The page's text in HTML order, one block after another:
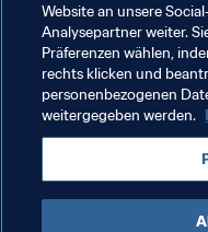
Verwandte
Compliance
Organisation
Website an unsere
Analysepartner weiter.
Präferenzen wählen,
rechts klicken und
personenbezogenen
weitergegeben werden.